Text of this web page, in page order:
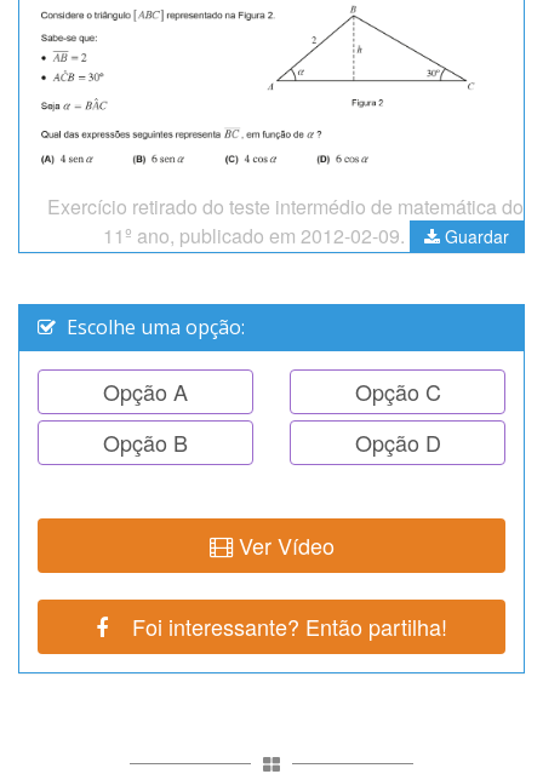
Exercício retirado do teste intermédio de matemática do
11º ano, publicado em 2012-02-09.
Guardar
Escolhe uma opção:
Opção A
Opção B
Opção C
Opção D
Ver Vídeo
Foi interessante? Então partilha!